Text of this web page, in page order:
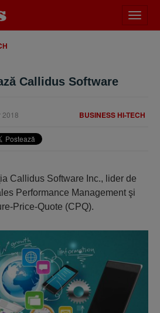
meniu
Callidus Software
BUSINESS HI-TECH
2018
Callidus Software Inc., lider de
Performance Management şi
Price-Quote (CPQ).